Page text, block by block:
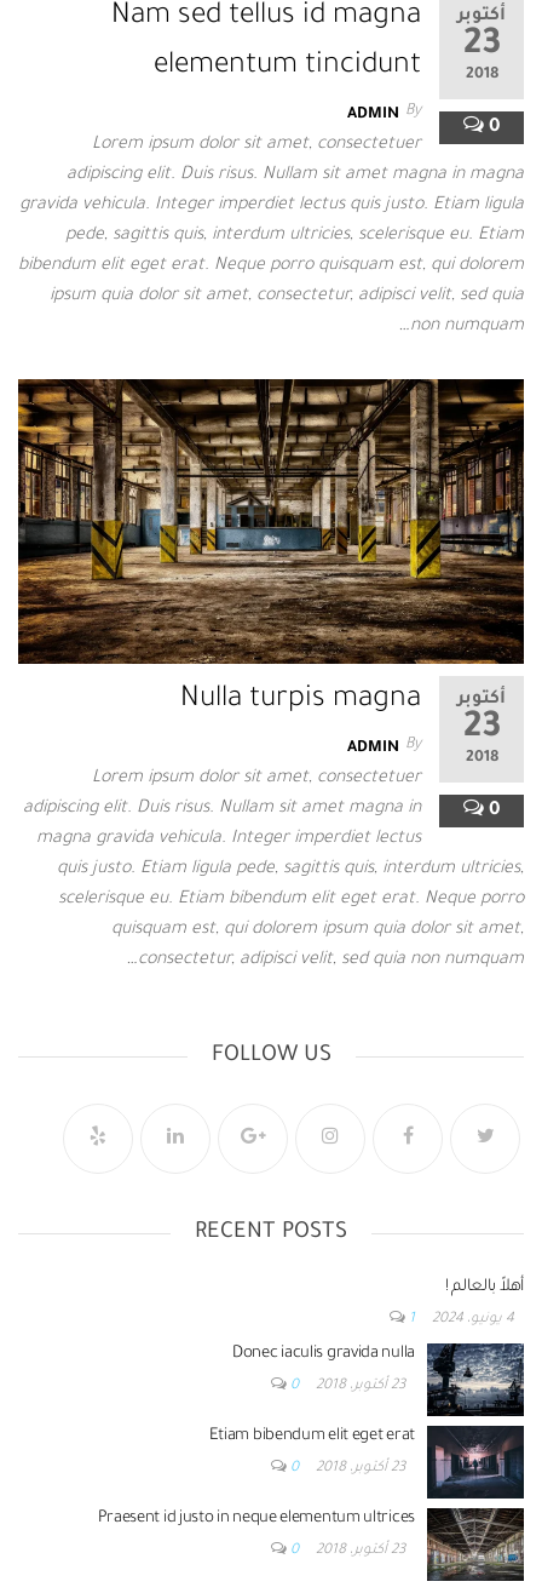
أكتوبر
23
2018
0
Nam sed tellus id magna
elementum tincidunt
By
ADMIN
Lorem ipsum dolor sit amet, consectetuer
adipiscing elit. Duis risus. Nullam sit amet magna in magna
gravida vehicula. Integer imperdiet lectus quis justo. Etiam ligula
pede, sagittis quis, interdum ultricies, scelerisque eu. Etiam
bibendum elit eget erat. Neque porro quisquam est, qui dolorem
ipsum quia dolor sit amet, consectetur, adipisci velit, sed quia
non numquam…
أكتوبر
23
2018
0
Nulla turpis magna
By
ADMIN
Lorem ipsum dolor sit amet, consectetuer
adipiscing elit. Duis risus. Nullam sit amet magna in
magna gravida vehicula. Integer imperdiet lectus
quis justo. Etiam ligula pede, sagittis quis, interdum ultricies,
scelerisque eu. Etiam bibendum elit eget erat. Neque porro
quisquam est, qui dolorem ipsum quia dolor sit amet,
consectetur, adipisci velit, sed quia non numquam…
FOLLOW US
RECENT POSTS
أهلاً بالعالم !
4 يونيو، 2024 1
Donec iaculis gravida nulla
23 أكتوبر، 2018 0
Etiam bibendum elit eget erat
23 أكتوبر، 2018 0
Praesent id justo in neque elementum ultrices
23 أكتوبر، 2018 0